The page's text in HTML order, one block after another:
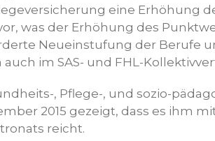
eine Erhöhung
was der Erhöhung des
Neueinstufung der Berufe
im SAS- und FHL-
, Pflege-, und sozio-
2015 gezeigt, dass es ihm
reicht.